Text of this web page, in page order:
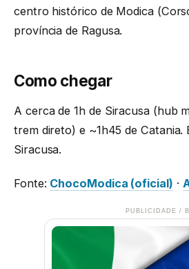
centro histórico de Modica
província de Ragusa.
Como chegar
A cerca de 1h de Siracusa (hub
trem direto) e ~1h45 de Catania.
Siracusa.
Fonte: ChocoModica (oficial) ·
PUBLICIDADE /